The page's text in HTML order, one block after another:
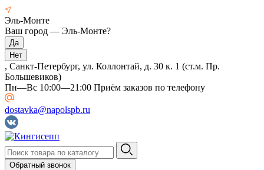
Эль-Монте
Ваш город — Эль-Монте?
, Санкт-Петербург, ул. Коллонтай, д. 30 к. 1 (ст.м. Пр.
Большевиков)
Пн—Вс 10:00—21:00 Приём заказов по телефону
dostavka@napolspb.ru
Обратный звонок